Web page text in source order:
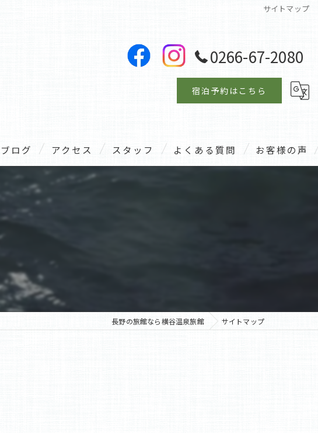
サイトマップ
0266-67-2080
宿泊予約はこちら
ブログ アクセス スタッフ よくある質問 お客様の声
長野の旅館なら横谷温泉旅館 サイトマップ